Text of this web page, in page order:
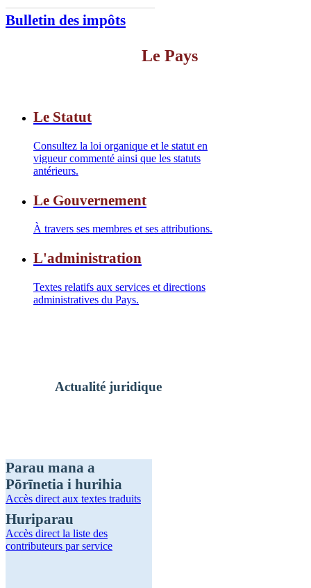
Bulletin des impôts
Le Pays
Le Statut
Consultez la loi organique et le statut en
vigueur commenté ainsi que les statuts
antérieurs.
Le Gouvernement
À travers ses membres et ses attributions.
L'administration
Textes relatifs aux services et directions
administratives du Pays.
Actualité juridique
Parau mana a
Pōrīnetia i hurihia
Accès direct aux textes traduits
Huriparau
Accès direct la liste des
contributeurs par service